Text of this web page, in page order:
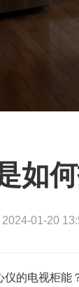
如
01-20
的电视柜能